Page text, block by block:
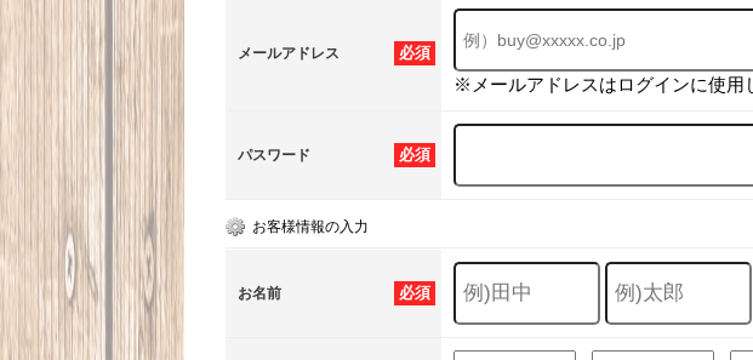
必須
メールアドレス
※メールアドレスはログインに使用
必須
パスワード
お客様情報の入力
必須
お名前